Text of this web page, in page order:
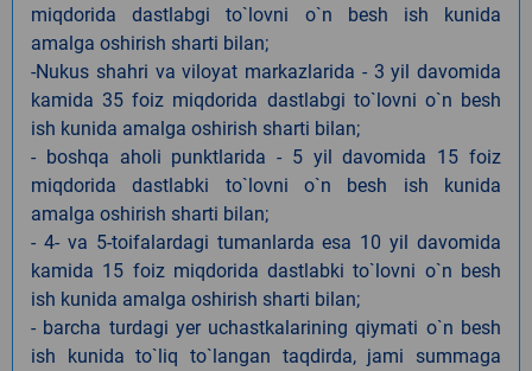
miqdorida dastlabgi to`lovni o`n besh ish kunida
amalga oshirish sharti bilan;
-Nukus shahri va viloyat markazlarida - 3 yil davomida
kamida 35 foiz miqdorida dastlabgi to`lovni o`n besh
ish kunida amalga oshirish sharti bilan;
- boshqa aholi punktlarida - 5 yil davomida 15 foiz
miqdorida dastlabki to`lovni o`n besh ish kunida
amalga oshirish sharti bilan;
- 4- va 5-toifalardagi tumanlarda esa 10 yil davomida
kamida 15 foiz miqdorida dastlabki to`lovni o`n besh
ish kunida amalga oshirish sharti bilan;
- barcha turdagi yer uchastkalarining qiymati o`n besh
ish kunida to`liq to`langan taqdirda, jami summaga